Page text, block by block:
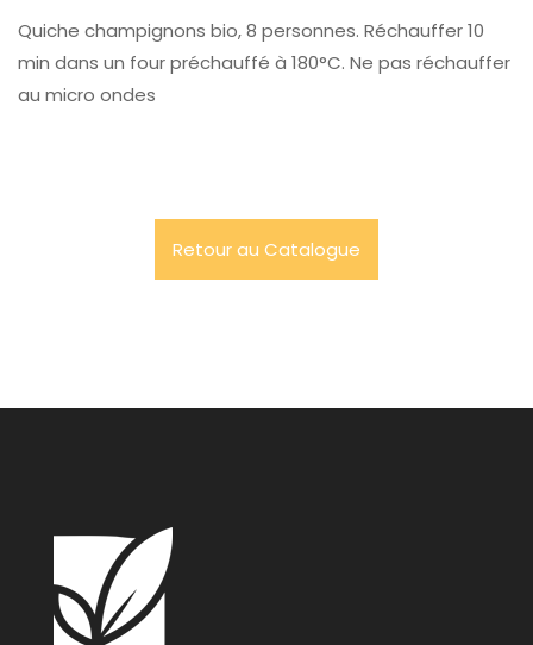
Quiche champignons bio, 8 personnes. Réchauffer 10
min dans un four préchauffé à 180°C. Ne pas réchauffer
au micro ondes
Retour au Catalogue